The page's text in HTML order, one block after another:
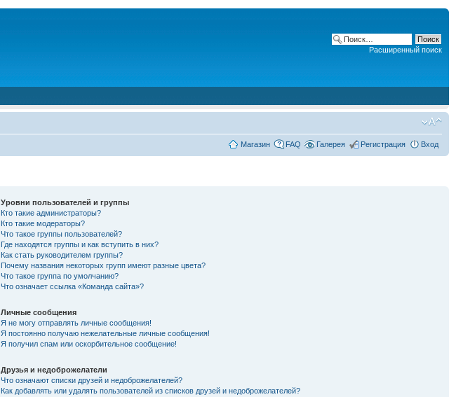
Расширенный поиск
Магазин FAQ Галерея Регистрация Вход
Уровни пользователей и группы
Кто такие администраторы?
Кто такие модераторы?
Что такое группы пользователей?
Где находятся группы и как вступить в них?
Как стать руководителем группы?
Почему названия некоторых групп имеют разные цвета?
Что такое группа по умолчанию?
Что означает ссылка «Команда сайта»?
Личные сообщения
Я не могу отправлять личные сообщения!
Я постоянно получаю нежелательные личные сообщения!
Я получил спам или оскорбительное сообщение!
Друзья и недоброжелатели
Что означают списки друзей и недоброжелателей?
Как добавлять или удалять пользователей из списков друзей и недоброжелателей?